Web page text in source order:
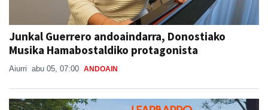
Junkal Guerrero andoaindarra, Donostiako
Musika Hamabostaldiko protagonista
Aiurri abu 05, 07:00 ANDOAIN